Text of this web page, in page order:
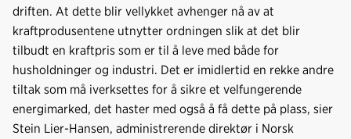
driften. At dette blir vellykket avhenger nå av at
kraftprodusentene utnytter ordningen slik at det blir
tilbudt en kraftpris som er til å leve med både for
husholdninger og industri. Det er imidlertid en rekke andre
tiltak som må iverksettes for å sikre et velfungerende
energimarked, det haster med også å få dette på plass, sier
Stein Lier-Hansen, administrerende direktør i Norsk